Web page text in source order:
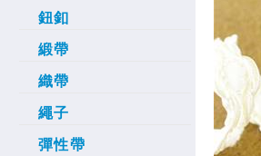
鈕釦
緞帶
織帶
繩子
彈性帶